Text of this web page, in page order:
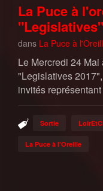
La Puce à
dans La Puce à
Le Mercredi 24
"Legislatives
invités
Sortie
La Puce à l'Oreille